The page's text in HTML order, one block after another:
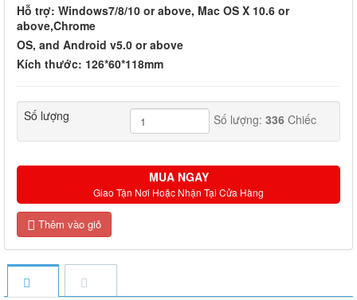
Hỗ trợ: Windows7/8/10 or above, Mac OS X 10.6 or
above,Chrome
OS, and Android v5.0 or above
Kích thước: 126*60*118mm
Số lượng Số lượng: 336Chiếc
MUA NGAY
Giao Tận Nơi Hoặc Nhận Tại Cửa Hàng
Thêm vào giỏ